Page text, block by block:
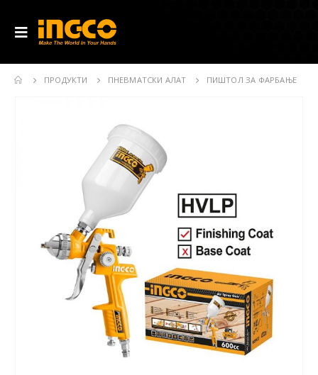
ПРОДУКТИ ПНЕВМАТСКИ АЛАТ ПИШТОЛ ЗА ФАРБАЊЕ